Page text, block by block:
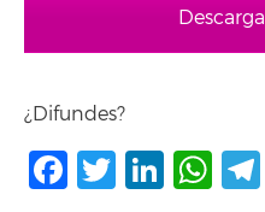
¿Difundes?
Facebook
Twitter